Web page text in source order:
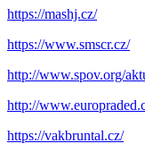
https://mashj.cz/
https://www.smscr.cz/
http://www.spov.org/
http://
https://vakbruntal.cz/